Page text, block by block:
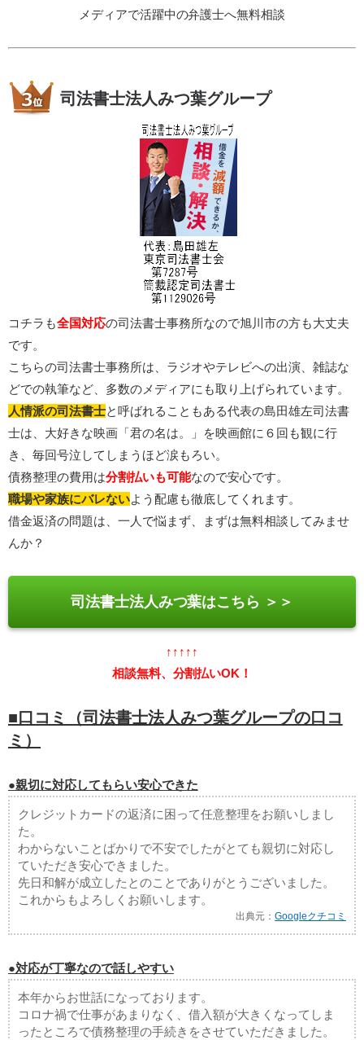
メディアで活躍中の弁護士へ無料相談
司法書士法人みつ葉グループ
コチラも全国対応の司法書士事務所なので旭川市の方も大丈夫
です。
こちらの司法書士事務所は、ラジオやテレビへの出演、雑誌な
どでの執筆など、多数のメディアにも取り上げられています。
人情派の司法書士と呼ばれることもある代表の島田雄左司法書
士は、大好きな映画「君の名は。」を映画館に６回も観に行
き、毎回号泣してしまうほど涙もろい。
債務整理の費用は分割払いも可能なので安心です。
職場や家族にバレないよう配慮も徹底してくれます。
借金返済の問題は、一人で悩まず、まずは無料相談してみませ
んか？
司法書士法人みつ葉はこちら ＞＞
↑↑↑↑↑
相談無料、分割払いOK！
■口コミ（司法書士法人みつ葉グループの口コ
ミ）
●親切に対応してもらい安心できた
クレジットカードの返済に困って任意整理をお願いしまし
た。
わからないことばかりで不安でしたがとても親切に対応し
ていただき安心できました。
先日和解が成立したとのことでありがとうございました。
これからもよろしくお願いします。
出典元：Googleクチコミ
●対応が丁寧なので話しやすい
本年からお世話になっております。
コロナ禍で仕事があまりなく、借入額が大きくなってしま
ったところで債務整理の手続きをさせていただきました。